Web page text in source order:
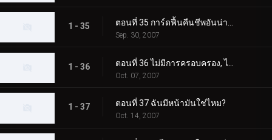
1 - 35
Sep. 30, 2007
1 - 36
Oct. 07, 2007
1 - 37 ตอนที่ 37 ฉันมีหน้ามันใช่ไหม?
Oct. 14, 2007